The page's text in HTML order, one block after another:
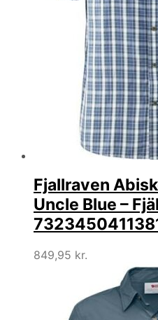
Fjallraven
Uncle Blue –
849,95 kr.